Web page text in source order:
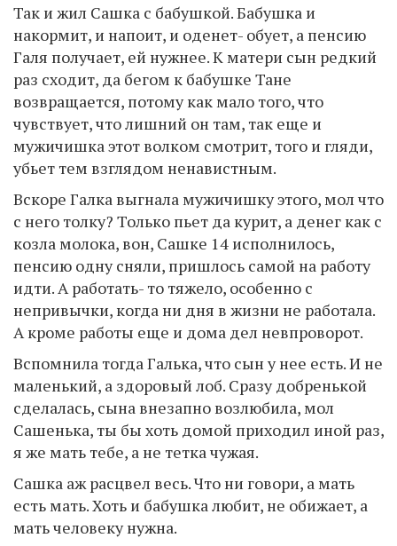
Так и жил Сашка с бабушкой. Бабушка и
накормит, и напоит, и оденет- обует, а пенсию
Галя получает, ей нужнее. К матери сын редкий
раз сходит, да бегом к бабушке Тане
возвращается, потому как мало того, что
чувствует, что лишний он там, так еще и
мужичишка этот волком смотрит, того и гляди,
убьет тем взглядом ненавистным.
Вскоре Галка выгнала мужичишку этого, мол что
с него толку? Только пьет да курит, а денег как с
козла молока, вон, Сашке 14 исполнилось,
пенсию одну сняли, пришлось самой на работу
идти. А работать- то тяжело, особенно с
непривычки, когда ни дня в жизни не работала.
А кроме работы еще и дома дел невпроворот.
Вспомнила тогда Галька, что сын у нее есть. И не
маленький, а здоровый лоб. Сразу добренькой
сделалась, сына внезапно возлюбила, мол
Сашенька, ты бы хоть домой приходил иной раз,
я же мать тебе, а не тетка чужая.
Сашка аж расцвел весь. Что ни говори, а мать
есть мать. Хоть и бабушка любит, не обижает, а
мать человеку нужна.